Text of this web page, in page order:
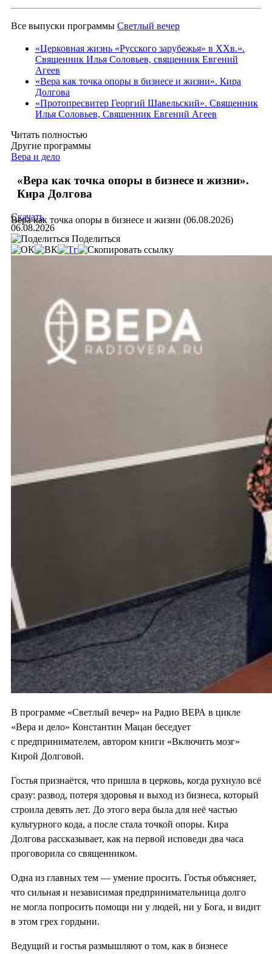
Все выпуски программы Светлый вечер
«Церковная жизнь «Русского зарубежья» в ХХв.».
Священник Илья Соловьев, священник Евгений
Агеев
«Вера как точка опоры в бизнесе и жизни». Кира
Долгова
«Протопресвитер Георгий Шавельский». Священник
Илья Соловьев, Священник Евгений Агеев
Читать полностью
Другие программы
Вера и дело
«Вера как точка опоры в бизнесе и жизни».
Кира Долгова
Вера как точка опоры в бизнесе и жизни (06.08.2026)
Скачать
06.08.2026
Поделиться
В программе «Светлый вечер» на Радио ВЕРА в цикле
«Вера и дело» Константин Мацан беседует
с предпринимателем, автором книги «Включить мозг»
Кирой Долговой.
Гостья признаётся, что пришла в церковь, когда рухнуло всё
сразу: развод, потеря здоровья и выход из бизнеса, который
строила девять лет. До этого вера была для неё частью
культурного кода, а после стала точкой опоры. Кира
Долгова рассказывает, как на первой исповеди два часа
проговорила со священником.
Одна из главных тем — умение просить. Гостья объясняет,
что сильная и независимая предпринимательница долго
не могла попросить помощи ни у людей, ни у Бога, и видит
в этом грех гордыни.
Ведущий и гостья размышляют о том, как в бизнесе